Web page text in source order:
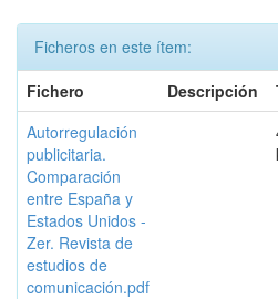
Ficheros en este ítem:
Fichero
Descripción
Autorregulación
publicitaria.
Comparación
entre España y
Estados Unidos -
Zer. Revista de
estudios de
comunicación.pdf